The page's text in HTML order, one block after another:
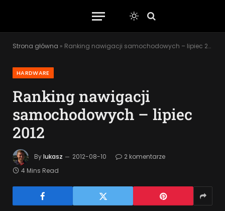
Strona główna » Ranking nawigacji samochodowych – lipiec 2012
HARDWARE
Ranking nawigacji
samochodowych – lipiec
2012
Bylukasz 2012-08-10
2 komentarze
4 Mins Read